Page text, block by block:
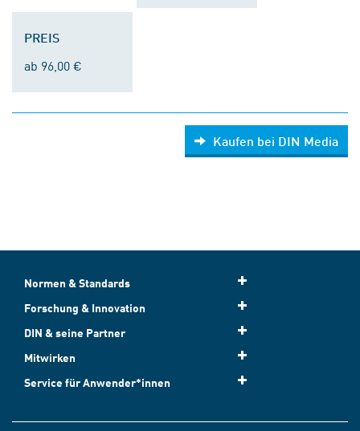
PREIS
ab 96,00 €
Kaufen bei DIN Media
Normen & Standards
Forschung & Innovation
DIN & seine Partner
Mitwirken
Service für Anwender*innen